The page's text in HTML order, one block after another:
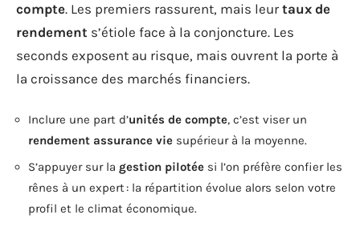
compte. Les premiers rassurent, mais leurtaux de
rendement s’étiole face à la conjoncture. Les
seconds exposent au risque, mais ouvrent la porte à
la croissance des marchés financiers.
Inclure une part d’unités de compte, c’est viser un
rendement assurance vie supérieur à la moyenne.
S’appuyer sur la gestion pilotée si l’on préfère confier les
rênes à un expert : la répartition évolue alors selon votre
profil et le climat économique.